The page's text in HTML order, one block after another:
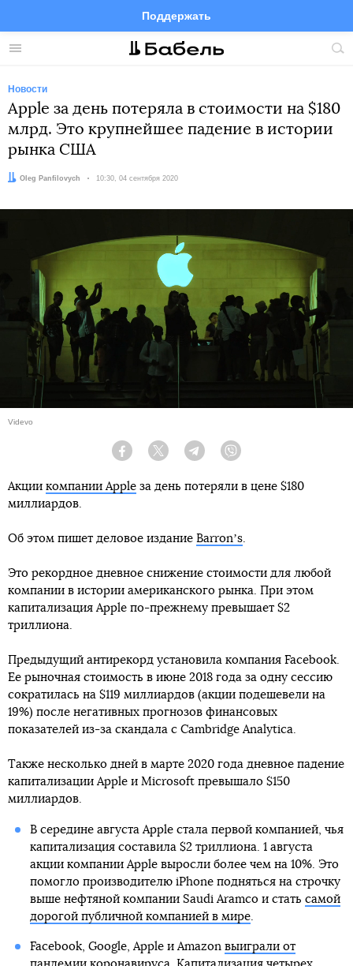
Меню
Поддержать
FacebookTelegramTwitter
Новости
Apple за день потеряла в стоимости на $180
млрд. Это крупнейшее падение в истории
рынка США
Автор:
Oleg Panfilovych Дата:
10:30, 04 сентября 2020
Videvo
Facebook Twitter Telegram
Акции компании Apple за день потеряли в цене $180
миллиардов.
Об этом пишет деловое издание Barronʼs.
Это рекордное дневное снижение стоимости для любой
компании в истории американского рынка. При этом
капитализация Apple по-прежнему превышает $2
триллиона.
Предыдущий антирекорд установила компания Facebook.
Ее рыночная стоимость в июне 2018 года за одну сессию
сократилась на $119 миллиардов (акции подешевели на
19%) после негативных прогнозов финансовых
показателей из-за скандала с Cambridge Analytica.
Также несколько дней в марте 2020 года дневное падение
капитализации Apple и Microsoft превышало $150
миллиардов.
В середине августа Apple стала первой компанией, чья
капитализация составила $2 триллиона. 1 августа
акции компании Apple выросли более чем на 10%. Это
помогло производителю iPhone подняться на строчку
выше нефтяной компании Saudi Aramco и стать самой
дорогой публичной компанией в мире.
Facebook, Google, Apple и Amazon выиграли от